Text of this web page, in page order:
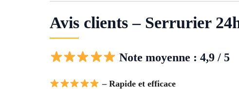
Avis clients – Serrurier
Note moyenne : 4,9 / 5
– Rapide et efficace